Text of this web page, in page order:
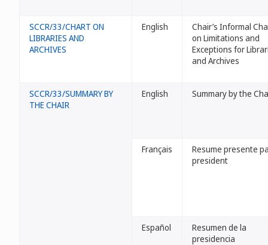
SCCR/33/CHART ON
LIBRARIES AND
ARCHIVES
English
Chair’s Informal
on Limitations and
Exceptions for
and Archives
SCCR/33/SUMMARY BY
THE CHAIR
English Summary by the
Français
Resume presente
president
Español
Resumen de la
presidencia